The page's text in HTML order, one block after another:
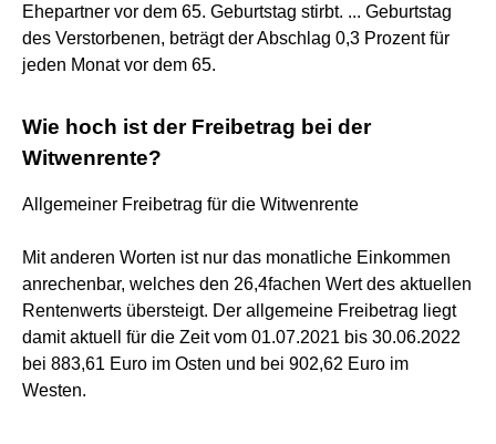
Ehepartner vor dem 65. Geburtstag stirbt. ... Geburtstag
des Verstorbenen, beträgt der Abschlag 0,3 Prozent für
jeden Monat vor dem 65.
Wie hoch ist der Freibetrag bei der
Witwenrente?
Allgemeiner Freibetrag für die Witwenrente
Mit anderen Worten ist nur das monatliche Einkommen
anrechenbar, welches den 26,4fachen Wert des aktuellen
Rentenwerts übersteigt. Der allgemeine Freibetrag liegt
damit aktuell für die Zeit vom 01.07.2021 bis 30.06.2022
bei 883,61 Euro im Osten und bei 902,62 Euro im
Westen.